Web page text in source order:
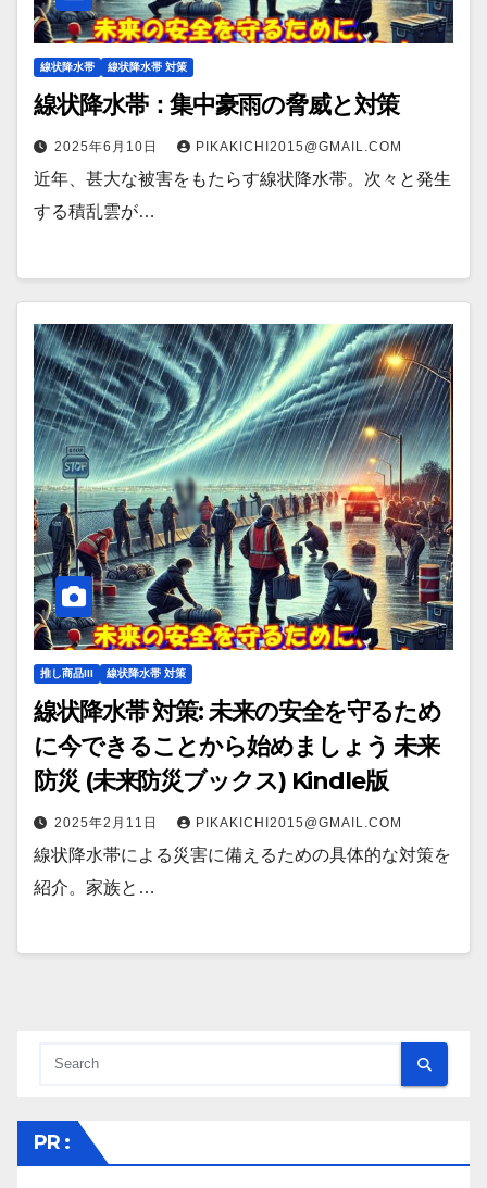
線状降水帯 線状降水帯 対策
線状降水帯：集中豪雨の脅威と対策
2025年6月10日 PIKAKICHI2015@GMAIL.COM
近年、甚大な被害をもたらす線状降水帯。次々と発生
する積乱雲が…
推し商品III 線状降水帯 対策
線状降水帯 対策: 未来の安全を守るため
に今できることから始めましょう 未来
防災 (未来防災ブックス) Kindle版
2025年2月11日 PIKAKICHI2015@GMAIL.COM
線状降水帯による災害に備えるための具体的な対策を
紹介。家族と…
PR :